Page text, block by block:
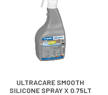
ULTRACARE SMOOTH
SILICONE SPRAY X 0.75LT